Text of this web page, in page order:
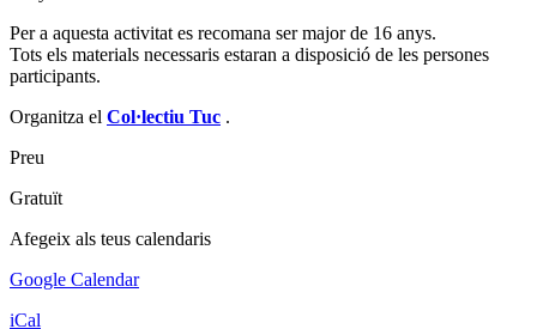
Per a aquesta activitat es recomana ser major de 16 anys.
Tots els materials necessaris estaran a disposició de les persones
participants.
Organitza el Col·lectiu Tuc .
Preu
Gratuït
Afegeix als teus calendaris
Google Calendar
iCal